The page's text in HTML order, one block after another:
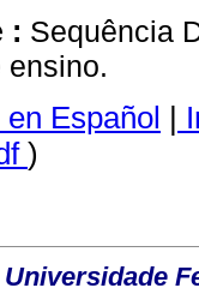
: Sequência
ensino.
Español |
)
Universidade